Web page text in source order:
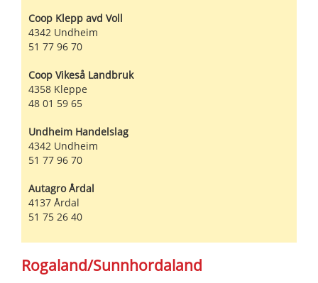
Coop Klepp avd Voll
4342 Undheim
51 77 96 70
Coop Vikeså Landbruk
4358 Kleppe
48 01 59 65
Undheim Handelslag
4342 Undheim
51 77 96 70
Autagro Årdal
4137 Årdal
51 75 26 40
Rogaland/Sunnhordaland